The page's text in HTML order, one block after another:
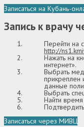
Записаться на Кубань-
Запись к врачу
Перейти на
http://
Нажать на
интернет».
Выбрать
прикреплен
данные
Выбрать
Найти
Записаться через МИВЦ